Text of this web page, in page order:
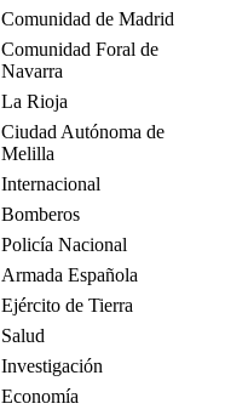
Comunidad de Madrid
Comunidad Foral de
Navarra
La Rioja
Ciudad Autónoma de
Melilla
Internacional
Bomberos
Policía Nacional
Armada Española
Ejército de Tierra
Salud
Investigación
Economía